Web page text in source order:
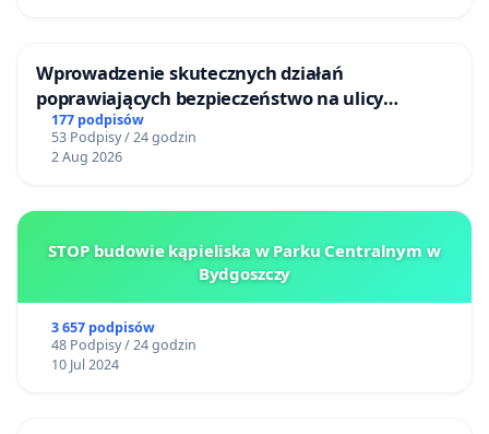
Wprowadzenie skutecznych działań
poprawiających bezpieczeństwo na ulicy
Żeromskiego w Otwocku
177 podpisów
53 Podpisy / 24 godzin
2 Aug 2026
STOP budowie kąpieliska w Parku Centralnym w
Bydgoszczy
3 657 podpisów
48 Podpisy / 24 godzin
10 Jul 2024